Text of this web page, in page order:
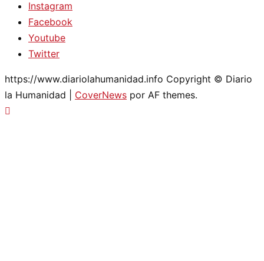
Instagram
Facebook
Youtube
Twitter
https://www.diariolahumanidad.info Copyright © Diario
la Humanidad
CoverNews por AF themes.